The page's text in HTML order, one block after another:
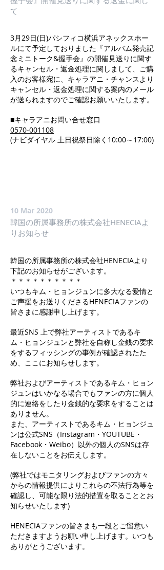
て
3月29日(日)パシフィコ横浜アネックスホー
ルにて予定しておりました『アルバム発売記
念ミニトーク&握手会』の開催見送りに関す
るキャンセル・返金処理に関しまして、ご購
入のお客様宛に、キャラアニ・チャンスより
キャンセル・返金処理に関する案内のメール
が送られますのでご確認お願いいたします。
■キャラアニお問い合せ窓口
0570-001108
(ナビダイヤル 土日祝祭日除く10:00～17:00)
10 Mar 2020
韓国の所属事務所の株式会社HENECIAよ
りお知らせ
韓国の所属事務所の株式会社HENECIAより
下記のお知らせがございます。
＊＊＊＊＊＊＊＊＊＊
いつもキム・ヒョンジュンに多大なる愛情と
ご声援をお送りくださるHENECIAファンの
皆さまに感謝申し上げます。
最近SNS 上で弊社アーティストであるキ
ム・ヒョンジュンと弊社を自称し金銭の要求
をするフィッシングの事例が確認されたた
め、ここにお知らせします。
弊社およびアーティストであるキム・ヒョン
ジュンはいかなる場合でもファンの方に個人
的に連絡をしたり金銭的な要求をすることは
ありません。
また、アーティストであるキム・ヒョンジュ
ンは公式SNS（Instagram・YOUTUBE・
Facebook・Weibo）以外の個人のSNSは存
在しないことをお伝えします。
(弊社ではモニタリングおよびファンの方々
からの情報提供によりこれらの不法行為等を
確認し、可能な限り法的措置を取ることとお
知らせいたします)
HENECIAファンの皆さまも一段とご留意い
ただきますようお願い申し上げます。いつも
ありがとうございます。